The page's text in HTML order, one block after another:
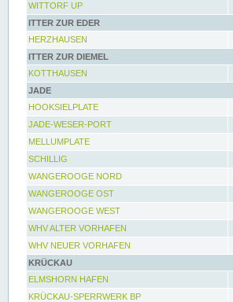
WITTORF UP
ITTER ZUR EDER
HERZHAUSEN
ITTER ZUR DIEMEL
KOTTHAUSEN
JADE
HOOKSIELPLATE
JADE-WESER-PORT
MELLUMPLATE
SCHILLIG
WANGEROOGE NORD
WANGEROOGE OST
WANGEROOGE WEST
WHV ALTER VORHAFEN
WHV NEUER VORHAFEN
KRÜCKAU
ELMSHORN HAFEN
KRÜCKAU-SPERRWERK BP